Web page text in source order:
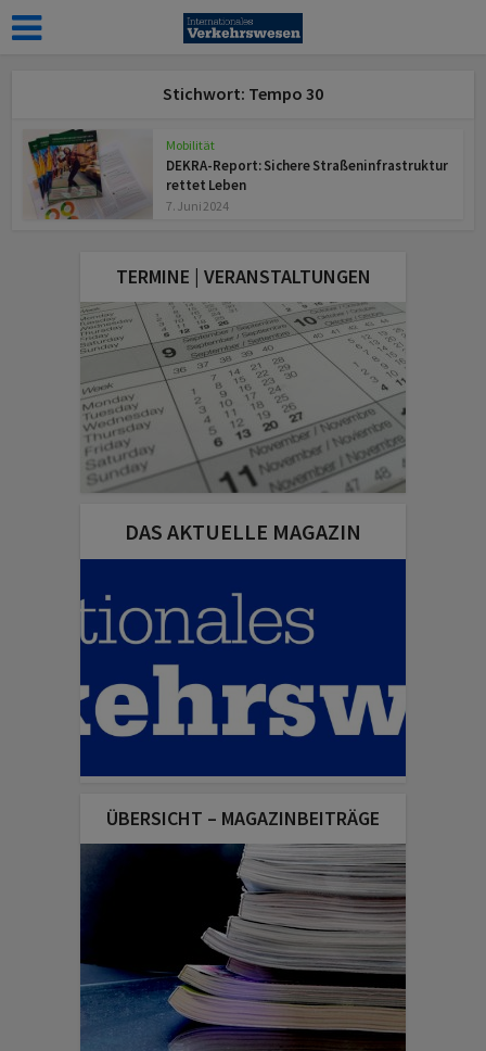
Stichwort: Tempo 30
Mobilität
DEKRA-Report: Sichere Straßeninfrastruktur
rettet Leben
7. Juni 2024
TERMINE | VERANSTALTUNGEN
DAS AKTUELLE MAGAZIN
ÜBERSICHT – MAGAZINBEITRÄGE